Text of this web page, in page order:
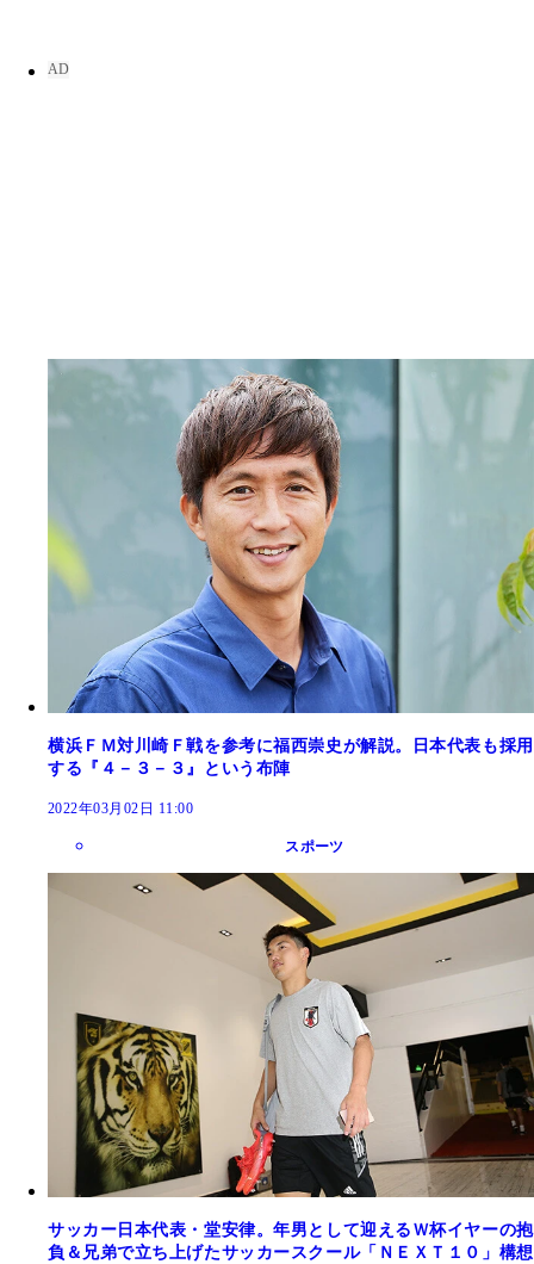
横浜ＦＭ対川崎Ｆ戦を参考に福西崇史が解説。日本代表も採用
する『４－３－３』という布陣
2022年03月02日 11:00
スポーツ
サッカー日本代表・堂安律。年男として迎えるＷ杯イヤーの抱
負＆兄弟で立ち上げたサッカースクール「ＮＥＸＴ１０」構想